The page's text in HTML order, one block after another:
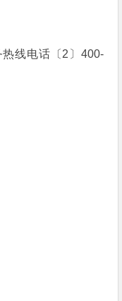
线电话〔2〕400-